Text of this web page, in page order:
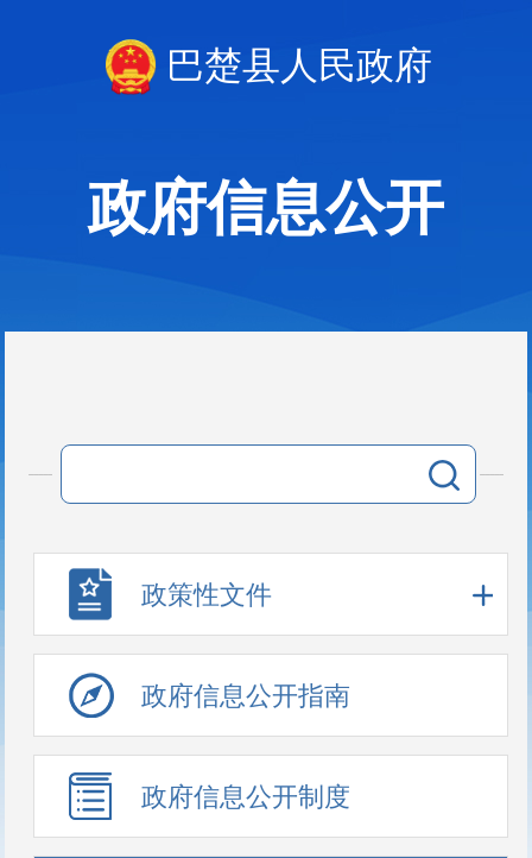
巴楚县人民政府
政府信息公开
政策性文件
政府信息公开指南
政府信息公开制度